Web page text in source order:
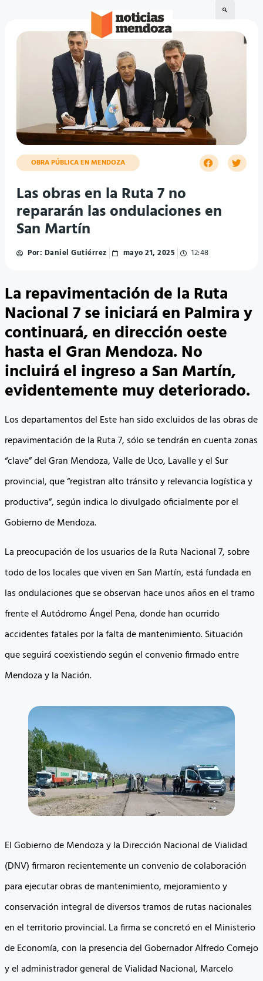
OBRA PÚBLICA EN MENDOZA
Las obras en la Ruta 7 no
repararán las ondulaciones en
San Martín
Por: Daniel Gutiérrez mayo 21, 2025 12:48
La repavimentación de la Ruta
Nacional 7 se iniciará en Palmira y
continuará, en dirección oeste
hasta el Gran Mendoza. No
incluirá el ingreso a San Martín,
evidentemente muy deteriorado.
Los departamentos del Este han sido excluidos de las obras de
repavimentación de la Ruta 7, sólo se tendrán en cuenta zonas
“clave” del Gran Mendoza, Valle de Uco, Lavalle y el Sur
provincial, que “registran alto tránsito y relevancia logística y
productiva”, según indica lo divulgado oficialmente por el
Gobierno de Mendoza.
La preocupación de los usuarios de la Ruta Nacional 7, sobre
todo de los locales que viven en San Martín, está fundada en
las ondulaciones que se observan hace unos años en el tramo
frente el Autódromo Ángel Pena, donde han ocurrido
accidentes fatales por la falta de mantenimiento. Situación
que seguirá coexistiendo según el convenio firmado entre
Mendoza y la Nación.
El Gobierno de Mendoza y la Dirección Nacional de Vialidad
(DNV) firmaron recientemente un convenio de colaboración
para ejecutar obras de mantenimiento, mejoramiento y
conservación integral de diversos tramos de rutas nacionales
en el territorio provincial. La firma se concretó en el Ministerio
de Economía, con la presencia del Gobernador Alfredo Cornejo
y el administrador general de Vialidad Nacional, Marcelo